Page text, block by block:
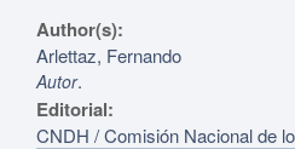
Author(s):
Arlettaz, Fernando
Autor.
Editorial:
CNDH / Comisión Nacional de